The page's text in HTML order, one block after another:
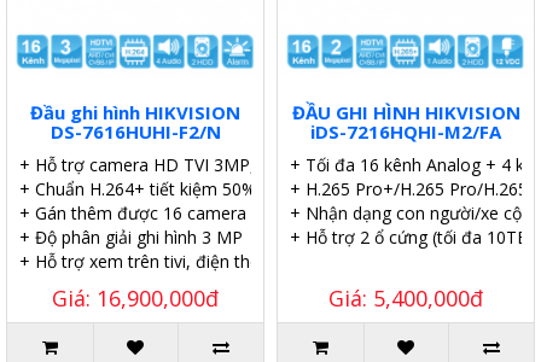
Đầu ghi hình HIKVISION
DS-7616HUHI-F2/N
+ Hỗ trợ camera HD TVI 3MP, AHD 2MP, IP 8MP
+ Chuẩn H.264+ tiết kiệm 50% dung lượng.
+ Gán thêm được 16 camera IP.
+ Độ phân giải ghi hình 3 MP
+ Hỗ trợ xem trên tivi, điện thoại, iPad. máy tính.
Giá: 16,900,000đ
ĐẦU GHI HÌNH HIKVISION
iDS-7216HQHI-M2/FA
+ Tối đa 16 kênh Analog + 4
+ H.265 Pro+/H.265 Pro/H.265/
+ Nhận dạng con người/xe cộ.
+ Hỗ trợ 2 ổ cứng (tối đa 10TB/
Giá: 5,400,000đ